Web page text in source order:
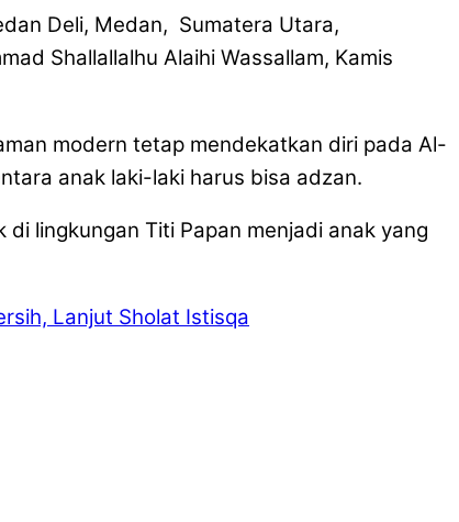
Deli, Medan, Sumatera Utara,
Shallallalhu Alaihi Wassallam, Kamis
modern tetap mendekatkan diri pada Al-
anak laki-laki harus bisa adzan.
lingkungan Titi Papan menjadi anak yang
Lanjut Sholat Istisqa